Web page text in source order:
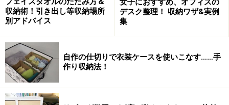
会社で決められたスタイルがあれば、それに従って
企画書、報告書、契約書など書類の多くはA4サイズ。
こで書類を整理する道具もA4サイズに統一して、立て置
きにします。
そしてファイリングには、手早く処理でき
収納術！引き出し等収納場所
別アドバイス
女子におすすめ、オフィスの
デスク整理！ 収納ワザ&実例
集
自作の仕切りで衣装ケースを使いこなす……手
作り収納法！